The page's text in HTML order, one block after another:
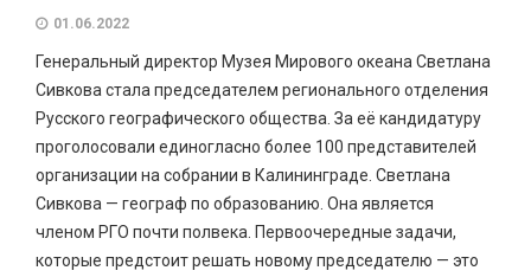
01.06.2022
Генеральный директор Музея Мирового океана Светлана
Сивкова стала председателем регионального отделения
Русского географического общества. За её кандидатуру
проголосовали единогласно более 100 представителей
организации на собрании в Калининграде. Светлана
Сивкова — географ по образованию. Она является
членом РГО почти полвека. Первоочередные задачи,
которые предстоит решать новому председателю — это